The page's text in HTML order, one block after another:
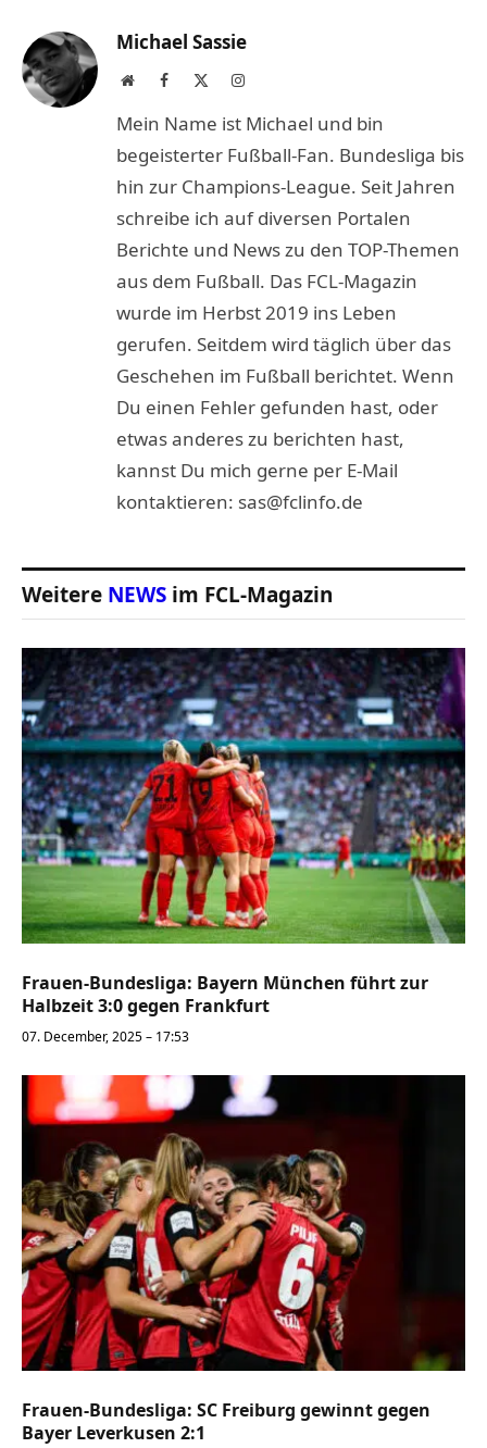
Michael Sassie
WebsiteFacebook Instagram
Mein Name ist Michael und bin
begeisterter Fußball-Fan. Bundesliga bis
hin zur Champions-League. Seit Jahren
schreibe ich auf diversen Portalen
Berichte und News zu den TOP-Themen
aus dem Fußball. Das FCL-Magazin
wurde im Herbst 2019 ins Leben
gerufen. Seitdem wird täglich über das
Geschehen im Fußball berichtet. Wenn
Du einen Fehler gefunden hast, oder
etwas anderes zu berichten hast,
kannst Du mich gerne per E-Mail
kontaktieren: sas@fclinfo.de
Weitere NEWS im FCL-Magazin
Frauen-Bundesliga: Bayern München führt zur
Halbzeit 3:0 gegen Frankfurt
07. December, 2025 – 17:53
Frauen-Bundesliga: SC Freiburg gewinnt gegen
Bayer Leverkusen 2:1